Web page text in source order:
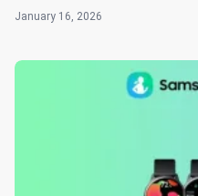
January 16, 2026